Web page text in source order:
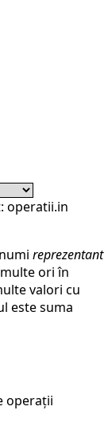
operatii.in
reprezentant
ori în
valori cu
este suma
operații